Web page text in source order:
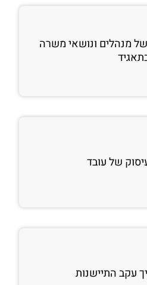
מנהלים ונושאי משרה
של עובד
עקב התיישנות